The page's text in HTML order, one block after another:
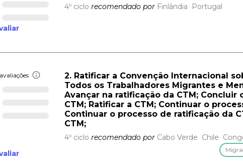
4º ciclo recomendado por Finlândia Portugal
avaliações
2. Ratificar a Convenção Internacional
Todos os Trabalhadores Migrantes e
Avançar na ratificação da CTM; Concluir
CTM; Ratificar a CTM; Continuar o
Continuar o processo de ratificação da
CTM;
4º ciclo recomendado por Cabo Verde Chile